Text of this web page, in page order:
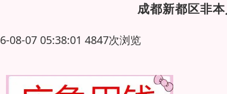
成都新都区非
08-07 05:38:01 4847次浏览